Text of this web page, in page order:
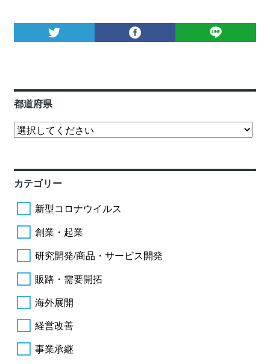
都道府県
カテゴリー
新型コロナウイルス
創業・起業
研究開発/商品・サービス開発
販路・需要開拓
海外展開
経営改善
事業承継